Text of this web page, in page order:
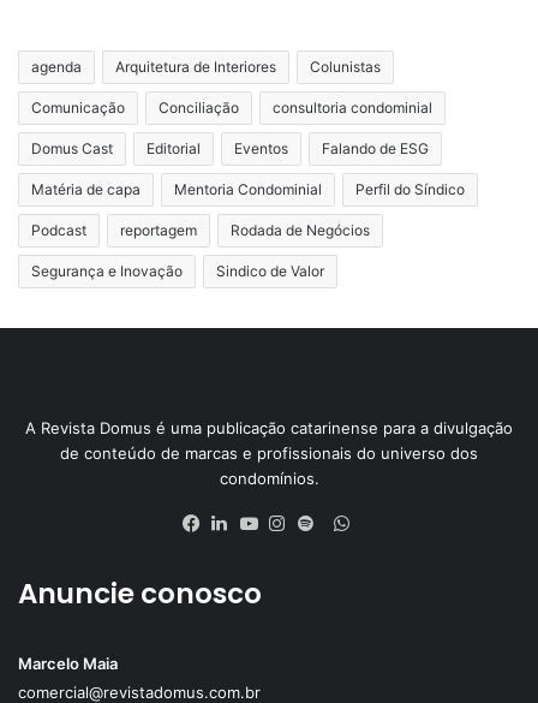
agenda Arquitetura de Interiores Colunistas
Comunicação Conciliação consultoria condominial
Domus Cast Editorial Eventos Falando de ESG
Matéria de capa Mentoria Condominial Perfil do Síndico
Podcast reportagem Rodada de Negócios
Segurança e Inovação Sindico de Valor
A Revista Domus é uma publicação catarinense para a divulgação
de conteúdo de marcas e profissionais do universo dos
condomínios.
WhatsApp
Anuncie conosco
Marcelo Maia
comercial@revistadomus.com.br